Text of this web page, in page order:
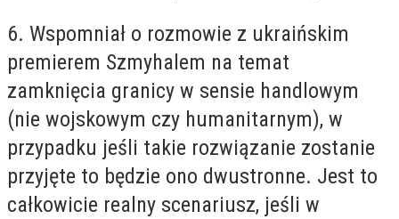
6. Wspomniał o rozmowie z ukraińskim
premierem Szmyhalem na temat
zamknięcia granicy w sensie handlowym
(nie wojskowym czy humanitarnym), w
przypadku jeśli takie rozwiązanie zostanie
przyjęte to będzie ono dwustronne. Jest to
całkowicie realny scenariusz, jeśli w